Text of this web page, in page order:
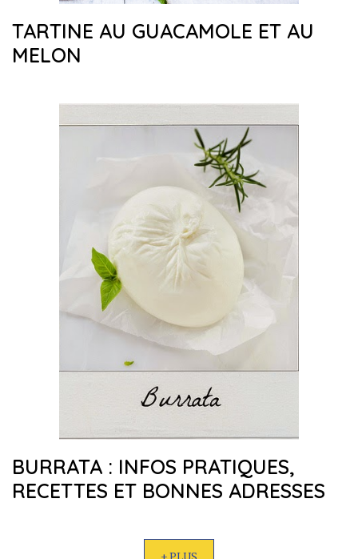
TARTINE AU GUACAMOLE ET AU
MELON
BURRATA : INFOS PRATIQUES,
RECETTES ET BONNES ADRESSES